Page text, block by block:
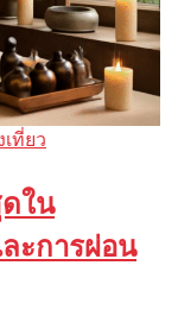
ที่ยว
ใน
ะการผ่อน